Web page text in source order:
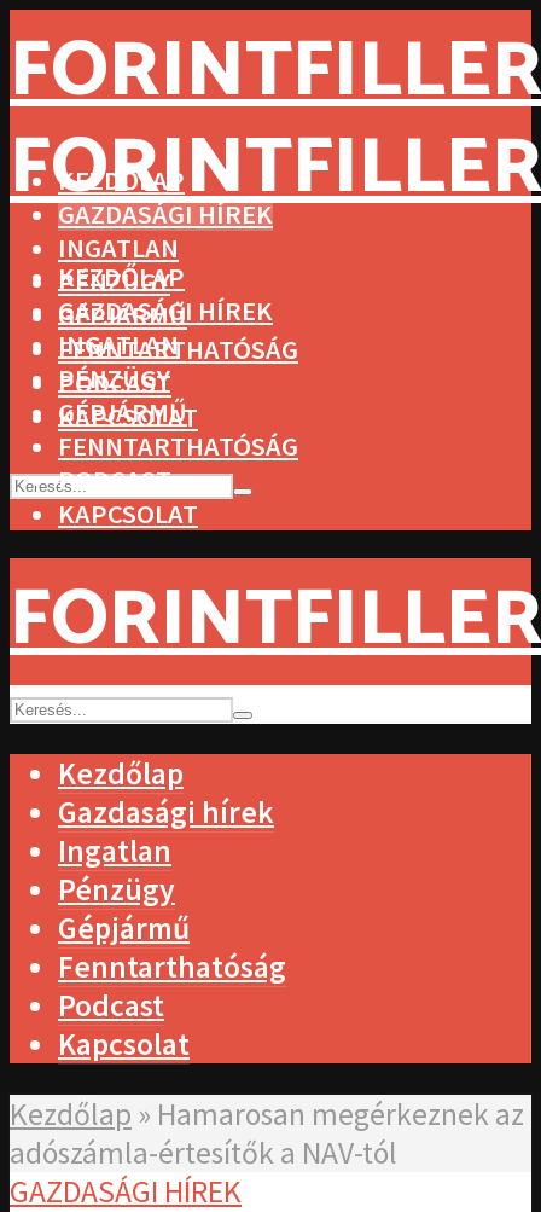
KEZDŐLAP
GAZDASÁGI HÍREK
INGATLAN
PÉNZÜGY
GÉPJÁRMŰ
FENNTARTHATÓSÁG
PODCAST
KAPCSOLAT
KEZDŐLAP
GAZDASÁGI HÍREK
INGATLAN
PÉNZÜGY
GÉPJÁRMŰ
FENNTARTHATÓSÁG
PODCAST
KAPCSOLAT
Kezdőlap
Gazdasági hírek
Ingatlan
Pénzügy
Gépjármű
Fenntarthatóság
Podcast
Kapcsolat
Kezdőlap » Hamarosan megérkeznek az
adószámla-értesítők a NAV-tól
GAZDASÁGI HÍREK